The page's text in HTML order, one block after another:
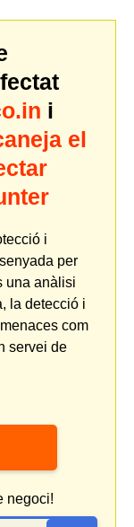
i
el
i
per
una anàlisi
la detecció i
com
servei de
negoci!